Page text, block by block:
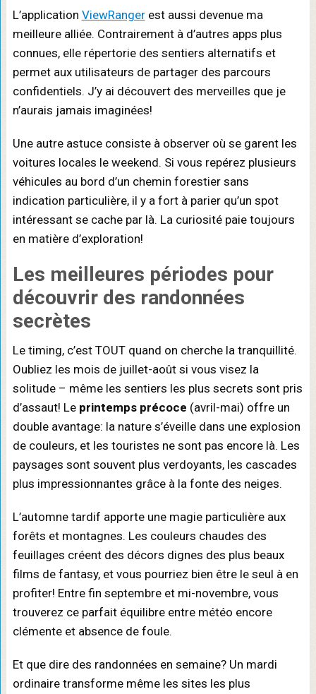
L’application ViewRangerest aussi devenue ma
meilleure alliée. Contrairement à d’autres apps plus
connues, elle répertorie des sentiers alternatifs et
permet aux utilisateurs de partager des parcours
confidentiels. J’y ai découvert des merveilles que je
n’aurais jamais imaginées!
Une autre astuce consiste à observer où se garent les
voitures locales le weekend. Si vous repérez plusieurs
véhicules au bord d’un chemin forestier sans
indication particulière, il y a fort à parier qu’un spot
intéressant se cache par là. La curiosité paie toujours
en matière d’exploration!
Les meilleures périodes pour
découvrir des randonnées
secrètes
Le timing, c’est TOUT quand on cherche la tranquillité.
Oubliez les mois de juillet-août si vous visez la
solitude – même les sentiers les plus secrets sont pris
d’assaut! Le printemps précoce (avril-mai) offre un
double avantage: la nature s’éveille dans une explosion
de couleurs, et les touristes ne sont pas encore là. Les
paysages sont souvent plus verdoyants, les cascades
plus impressionnantes grâce à la fonte des neiges.
L’automne tardif apporte une magie particulière aux
forêts et montagnes. Les couleurs chaudes des
feuillages créent des décors dignes des plus beaux
films de fantasy, et vous pourriez bien être le seul à en
profiter! Entre fin septembre et mi-novembre, vous
trouverez ce parfait équilibre entre météo encore
clémente et absence de foule.
Et que dire des randonnées en semaine? Un mardi
ordinaire transforme même les sites les plus